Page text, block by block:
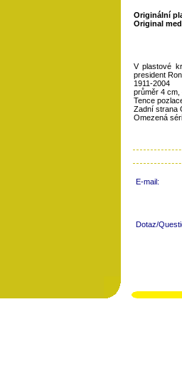
Originální
Original
V plastové
president
1911-2004
průměr 4
Tence
Zadní strana
Omezená
E-mail:
Dotaz/